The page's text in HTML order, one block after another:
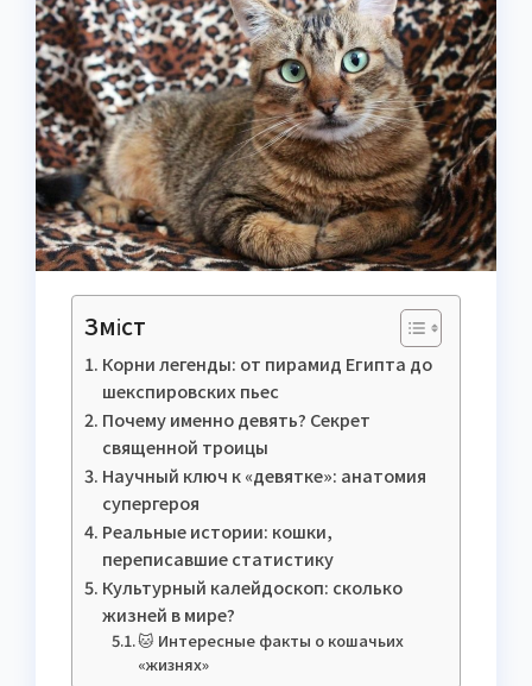
Зміст
Корни легенды: от пирамид Египта до
шекспировских пьес
Почему именно девять? Секрет
священной троицы
Научный ключ к «девятке»: анатомия
супергероя
Реальные истории: кошки,
переписавшие статистику
Культурный калейдоскоп: сколько
жизней в мире?
🐱 Интересные факты о кошачьих
«жизнях»